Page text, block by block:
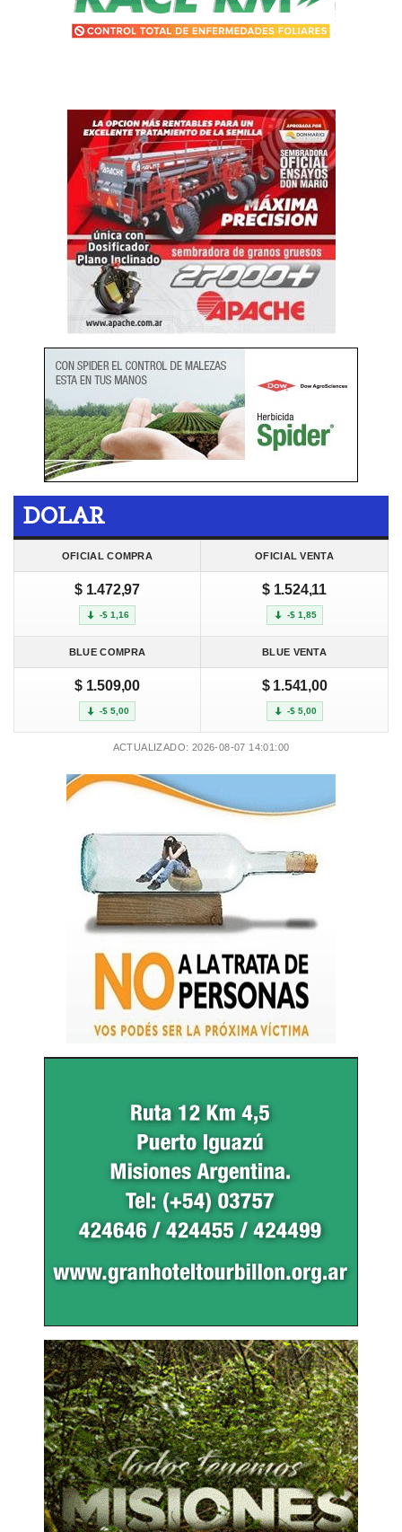
DOLAR
OFICIAL COMPRA OFICIAL VENTA
$ 1.472,97
-$ 1,16
$ 1.524,11
-$ 1,85
BLUE COMPRA BLUE VENTA
$ 1.509,00
-$ 5,00
$ 1.541,00
-$ 5,00
ACTUALIZADO: 2026-08-07 14:01:00